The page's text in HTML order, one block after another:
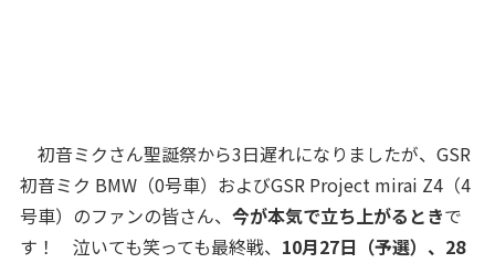
初音ミクさん聖誕祭から3日遅れになりましたが、GSR
初音ミク BMW（0号車）およびGSR Project mirai Z4（4
号車）のファンの皆さん、 今が本気で立ち上がるときで
す！ 泣いても笑っても最終戦、 10月27日（予選）、28